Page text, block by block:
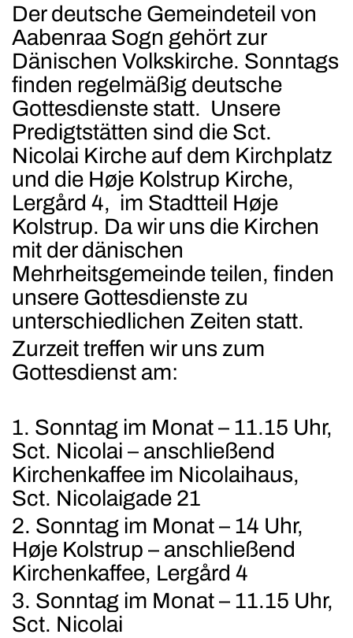
Der deutsche Gemeindeteil von
Aabenraa Sogn gehört zur
Dänischen Volkskirche. Sonntags
finden regelmäßig deutsche
Gottesdienste statt. Unsere
Predigtstätten sind die Sct.
Nicolai Kirche auf dem Kirchplatz
und die Høje Kolstrup Kirche,
Lergård 4, im Stadtteil Høje
Kolstrup. Da wir uns die Kirchen
mit der dänischen
Mehrheitsgemeinde teilen, finden
unsere Gottesdienste zu
unterschiedlichen Zeiten statt.
Zurzeit treffen wir uns zum
Gottesdienst am:
1. Sonntag im Monat – 11.15 Uhr,
Sct. Nicolai – anschließend
Kirchenkaffee im Nicolaihaus,
Sct. Nicolaigade 21
2. Sonntag im Monat – 14 Uhr,
Høje Kolstrup – anschließend
Kirchenkaffee, Lergård 4
3. Sonntag im Monat – 11.15 Uhr,
Sct. Nicolai